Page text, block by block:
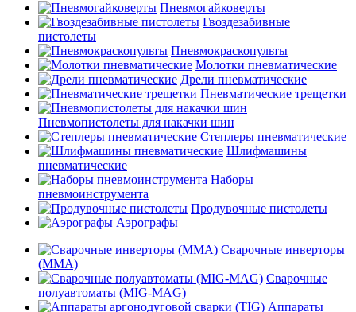
Пневмогайковерты
Гвоздезабивные
пистолеты
Пневмокраскопульты
Молотки пневматические
Дрели пневматические
Пневматические трещетки
Пневмопистолеты для накачки шин
Степлеры пневматические
Шлифмашины
пневматические
Наборы
пневмоинструмента
Продувочные пистолеты
Аэрографы
Сварочные инверторы
(MMA)
Сварочные
полуавтоматы (MIG-MAG)
Аппараты